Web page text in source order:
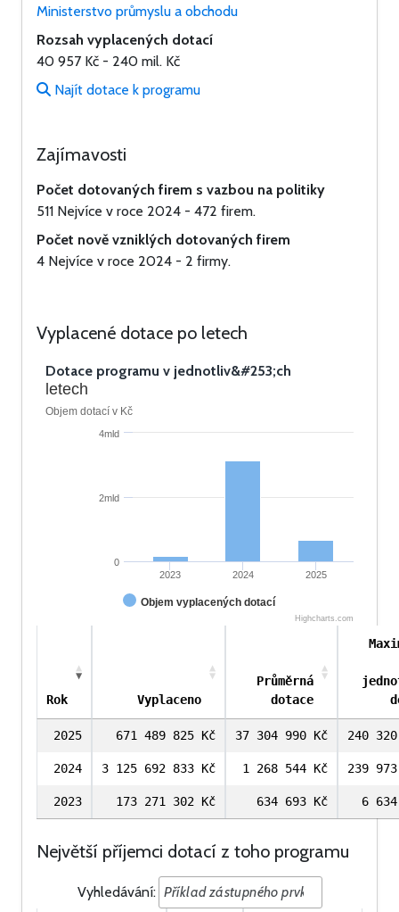
Ministerstvo průmyslu a obchodu
Rozsah vyplacených dotací
40 957 Kč - 240 mil. Kč
Najít dotace k programu
Zajímavosti
Počet dotovaných firem s vazbou na politiky
511 Nejvíce v roce 2024 - 472 firem.
Počet nově vzniklých dotovaných firem
4 Nejvíce v roce 2024 - 2 firmy.
Vyplacené dotace po letech
Objem dotací v Kč
Dotace programu v jednotliv&#253;ch
letech
Objem vyplacených dotací
2023 2024 2025
0
2mld
4mld
Highcharts.com
Rok Vyplaceno
Průměrná
dotace
2025 671 489 825 Kč 37 304 990 Kč 240
2024 3 125 692 833 Kč 1 268 544 Kč 239
2023 173 271 302 Kč 634 693 Kč 6
Největší příjemci dotací z toho programu
Vyhledávání: